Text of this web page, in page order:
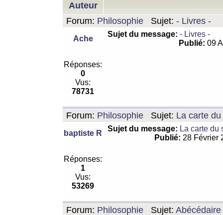
Auteur
Forum: Philosophie Sujet: - Livres -
Ache
Sujet du message: - Livres -
Publié: 09
Réponses:
0
Vus:
78731
Forum: Philosophie Sujet: La carte
baptiste R
Sujet du message: La carte du
Publié: 28 Février
Réponses:
1
Vus:
53269
Forum: Philosophie Sujet: Abécédaire